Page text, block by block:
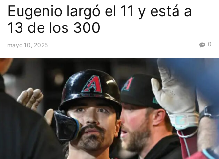
Eugenio largó el 11 y está a
13 de los 300
mayo 10, 2025 0